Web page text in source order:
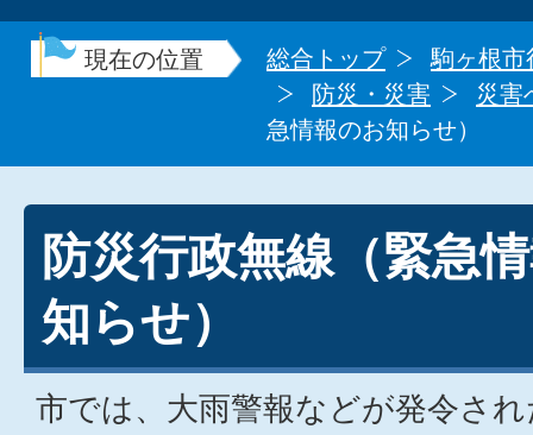
現在の位置 総合トップ
駒ヶ根市
防災・災害
災害
急情報のお知らせ）
防災行政無線（緊急
知らせ）
市では、大雨警報などが発令さ